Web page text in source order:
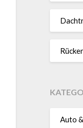
Auto